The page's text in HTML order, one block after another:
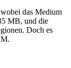
das Medium
MB, und die
Doch es